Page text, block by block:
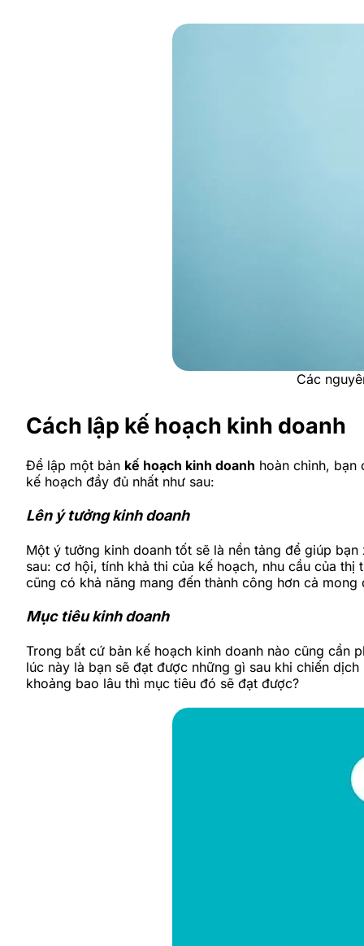
Các
Cách lập kế hoạch kinh doanh
Để lập một bản kế hoạch kinh doanh hoàn chỉnh, bạn
kế hoạch đầy đủ nhất như sau:
Lên ý tưởng kinh doanh
Một ý tưởng kinh doanh tốt sẽ là nền tảng để giúp
sau: cơ hội, tính khả thi của kế hoạch, nhu cầu của
cũng có khả năng mang đến thành công hơn cả
Mục tiêu kinh doanh
Trong bất cứ bản kế hoạch kinh doanh nào cũng cần
lúc này là bạn sẽ đạt được những gì sau khi chiến
khoảng bao lâu thì mục tiêu đó sẽ đạt được?